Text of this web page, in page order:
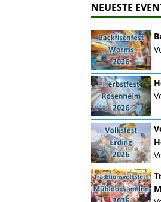
NEUESTE